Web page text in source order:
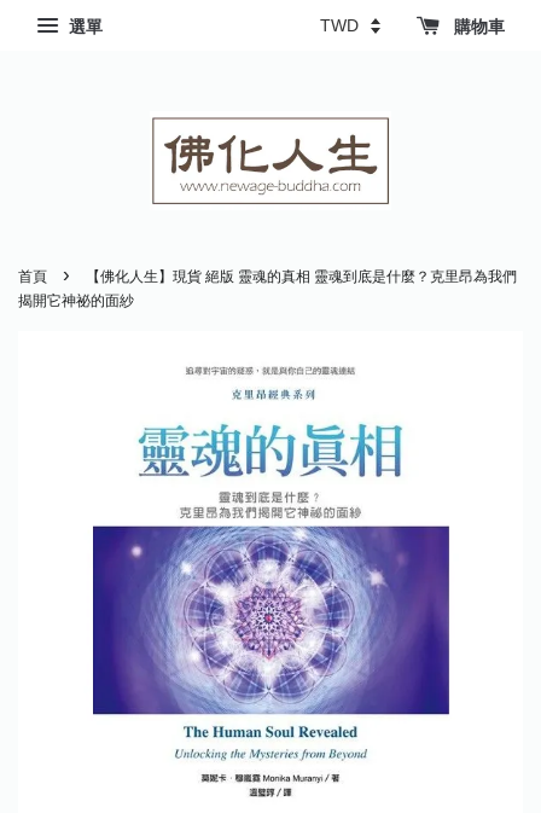
選單 購物車
首頁 ›
【佛化人生】現貨 絕版 靈魂的真相 靈魂到底是什麼？克里昂為我們
揭開它神祕的面紗